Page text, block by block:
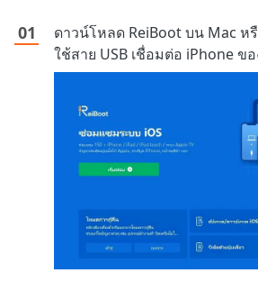
ดาวน์โหลด ReiBoot บน Mac ห
ใช้สาย USB เชื่อมต่อ iPhone